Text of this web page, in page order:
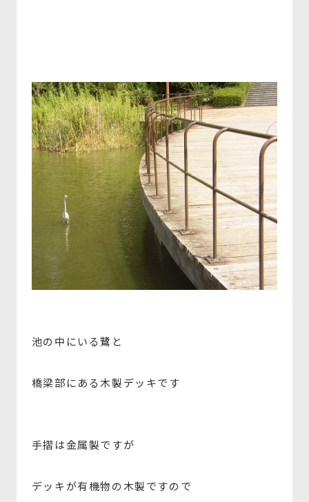
池の中にいる鷺と
橋梁部にある木製デッキです
手摺は金属製ですが
デッキが有機物の木製ですので